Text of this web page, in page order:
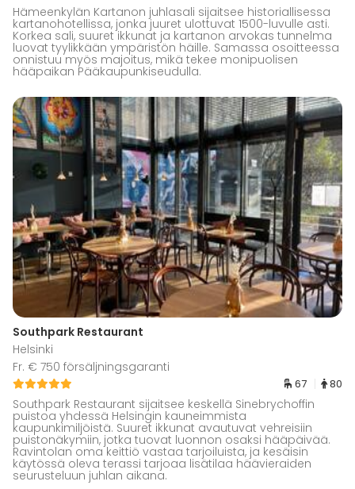
Hämeenkylän Kartanon juhlasali sijaitsee historiallisessa
kartanohotellissa, jonka juuret ulottuvat 1500-luvulle asti.
Korkea sali, suuret ikkunat ja kartanon arvokas tunnelma
luovat tyylikkään ympäristön häille. Samassa osoitteessa
onnistuu myös majoitus, mikä tekee monipuolisen
hääpaikan Pääkaupunkiseudulla.
Southpark Restaurant
Helsinki
Fr. € 750 försäljningsgaranti
67 80
Southpark Restaurant sijaitsee keskellä Sinebrychoffin
puistoa yhdessä Helsingin kauneimmista
kaupunkimiljöistä. Suuret ikkunat avautuvat vehreisiin
puistonäkymiin, jotka tuovat luonnon osaksi hääpäivää.
Ravintolan oma keittiö vastaa tarjoiluista, ja kesäisin
käytössä oleva terassi tarjoaa lisätilaa häävieraiden
seurusteluun juhlan aikana.